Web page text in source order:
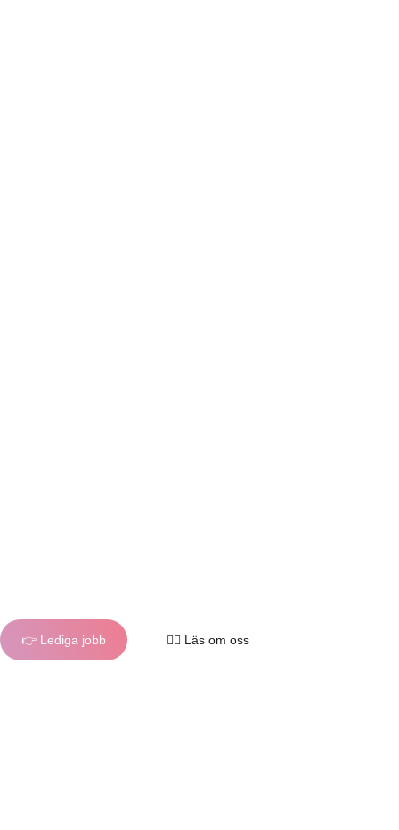
👉 Lediga jobb 🙋‍♀️ Läs om oss